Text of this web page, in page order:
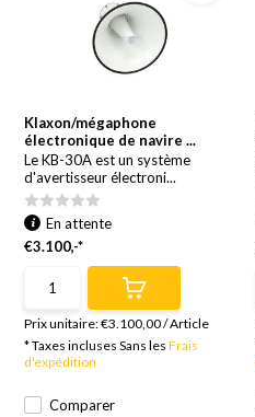
Klaxon/mégaphone
électronique de navire ...
Le KB-30A est un système
d'avertisseur électroni...
Comparer
En attente
€3.100,-*
Prix unitaire:€3.100,00/Article
* Taxes incluses Sans lesFrais
d'expédition